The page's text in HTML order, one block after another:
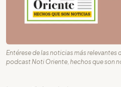
Entérese de las noticias más relevantes
podcast Noti Oriente, hechos que son